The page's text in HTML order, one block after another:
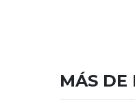
MÁS DE